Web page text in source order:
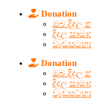
Donation
ඔබ දිදුල
දිදුල
Donation
ඔබ දිදුල
දිදුල